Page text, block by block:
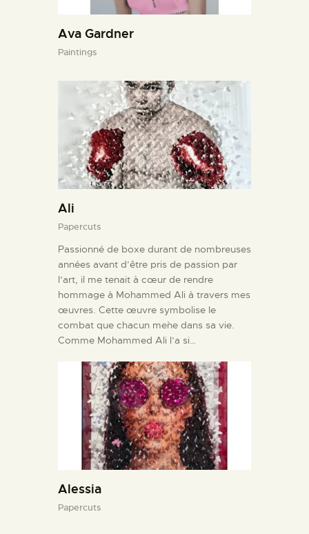
Ava Gardner
Paintings
Ali
Papercuts
Passionné de boxe durant de nombreuses
années avant d’être pris de passion par
l’art, il me tenait à cœur de rendre
hommage à Mohammed Ali à travers mes
œuvres. Cette œuvre symbolise le
combat que chacun me`ne dans sa vie.
Comme Mohammed Ali l’a si…
Alessia
Papercuts